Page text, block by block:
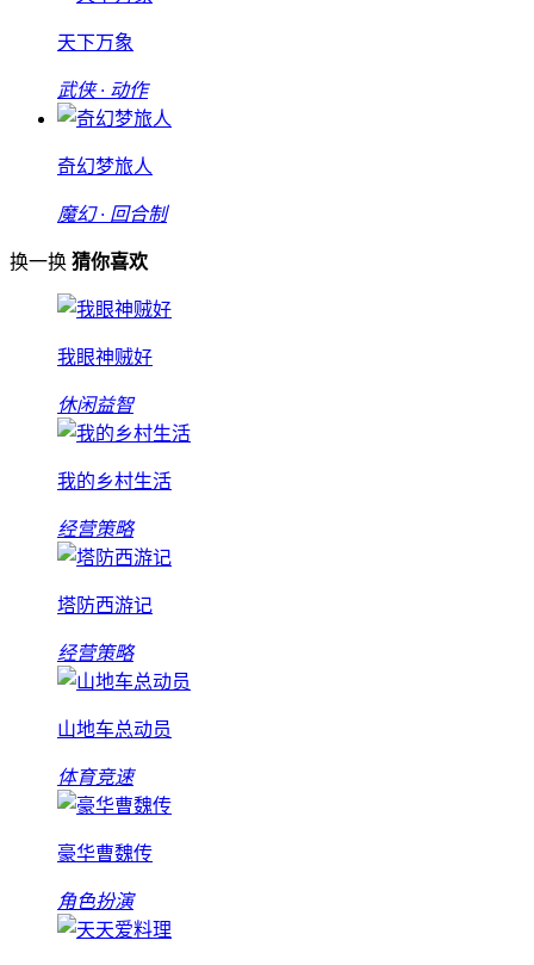
天下万象
武侠 · 动作
奇幻梦旅人
魔幻 · 回合制
换一换 猜你喜欢
我眼神贼好
休闲益智
我的乡村生活
经营策略
塔防西游记
经营策略
山地车总动员
体育竞速
豪华曹魏传
角色扮演